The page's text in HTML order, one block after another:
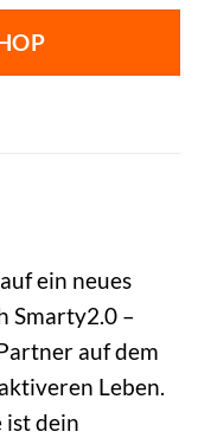
ein neues
Smarty2.0 –
auf dem
Leben.
ist dein